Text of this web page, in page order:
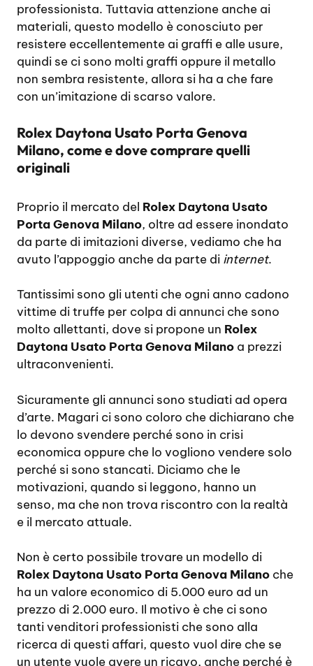
professionista. Tuttavia attenzione anche ai
materiali, questo modello è conosciuto per
resistere eccellentemente ai graffi e alle usure,
quindi se ci sono molti graffi oppure il metallo
non sembra resistente, allora si ha a che fare
con un’imitazione di scarso valore.
Rolex Daytona Usato Porta Genova
Milano, come e dove comprare quelli
originali
Proprio il mercato del Rolex Daytona Usato
Porta Genova Milano, oltre ad essere inondato
da parte di imitazioni diverse, vediamo che ha
avuto l’appoggio anche da parte di internet.
Tantissimi sono gli utenti che ogni anno cadono
vittime di truffe per colpa di annunci che sono
molto allettanti, dove si propone un Rolex
Daytona Usato Porta Genova Milano a prezzi
ultraconvenienti.
Sicuramente gli annunci sono studiati ad opera
d’arte. Magari ci sono coloro che dichiarano che
lo devono svendere perché sono in crisi
economica oppure che lo vogliono vendere solo
perché si sono stancati. Diciamo che le
motivazioni, quando si leggono, hanno un
senso, ma che non trova riscontro con la realtà
e il mercato attuale.
Non è certo possibile trovare un modello di
Rolex Daytona Usato Porta Genova Milano che
ha un valore economico di 5.000 euro ad un
prezzo di 2.000 euro. Il motivo è che ci sono
tanti venditori professionisti che sono alla
ricerca di questi affari, questo vuol dire che se
un utente vuole avere un ricavo, anche perché è